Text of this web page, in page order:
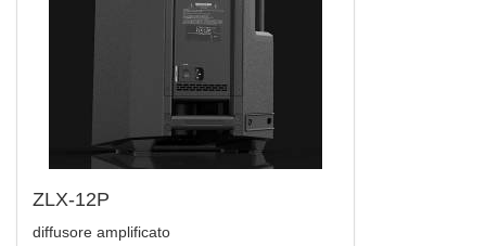
ZLX-12P
diffusore amplificato